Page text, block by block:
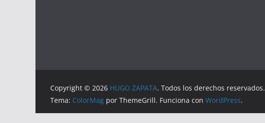
Copyright © 2026 HUGO ZAPATA. Todos los derechos reservados.
Tema: ColorMag por ThemeGrill. Funciona con WordPress.